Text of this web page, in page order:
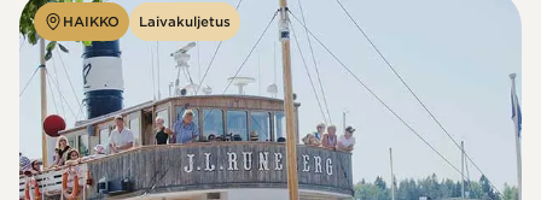
HAIKKO Laivakuljetus